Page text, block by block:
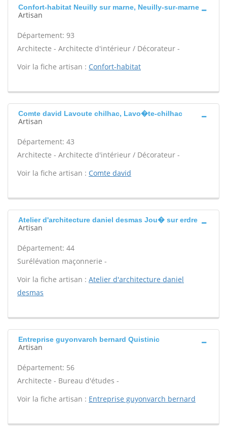
Confort-habitat Neuilly sur marne, Neuilly-sur-marne
Artisan
Département: 93
Architecte - Architecte d'intérieur / Décorateur -
Voir la fiche artisan : Confort-habitat
Comte david Lavoute chilhac, Lavo�te-chilhac
Artisan
Département: 43
Architecte - Architecte d'intérieur / Décorateur -
Voir la fiche artisan : Comte david
Atelier d'architecture daniel desmas Jou� sur erdre
Artisan
Département: 44
Surélévation maçonnerie -
Voir la fiche artisan : Atelier d'architecture daniel
desmas
Entreprise guyonvarch bernard Quistinic
Artisan
Département: 56
Architecte - Bureau d'études -
Voir la fiche artisan : Entreprise guyonvarch bernard